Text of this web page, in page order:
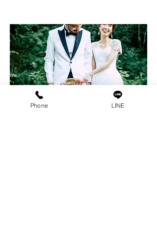
Phone LINE